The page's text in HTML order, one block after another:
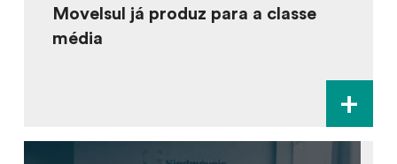
Movelsul já produz para a classe
média
+